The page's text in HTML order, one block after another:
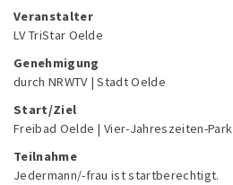
Veranstalter
LV TriStar Oelde
Genehmigung
durch NRWTV | Stadt Oelde
Start/Ziel
Freibad Oelde | Vier-Jahreszeiten-Park
Teilnahme
Jedermann/-frau ist startberechtigt.